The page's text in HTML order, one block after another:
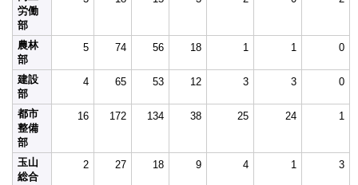
労働
部
農林
部
5 74 56 18 1 1 0
建設
部
4 65 53 12 3 3 0
都市
整備
部
16 172 134 38 25 24 1
玉山
総合
2 27 18 9 4 1 3